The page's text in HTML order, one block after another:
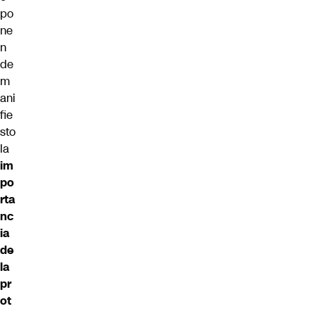
po
ne
n
de
m
ani
fie
sto
la
im
po
rta
nc
ia
de
la
pr
ot